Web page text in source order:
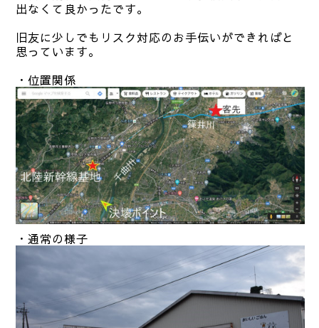
出なくて良かったです。
旧友に少しでもリスク対応のお手伝いができればと
思っています。
・位置関係
・通常の様子